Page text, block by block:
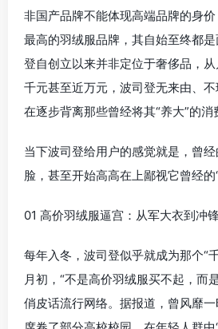
非国产品牌不能体现高端品牌的身
最高的羽绒服品牌，其自始至终都
登自创立以来并非定位于奢侈品，
千元甚至近万元，波司登无来由、
在逐步背离那些曾经将其“养大”的消
当下波司登给用户的感觉就是，曾
脸，甚至开始高高在上鄙视它曾经的
01 高价羽绒服逼宫：从军大衣到冲
每年入冬，波司登似乎就成为那个“
月初，“不是高价羽绒服买不起，而
俏皮话流行网络。据报道，曾风靡